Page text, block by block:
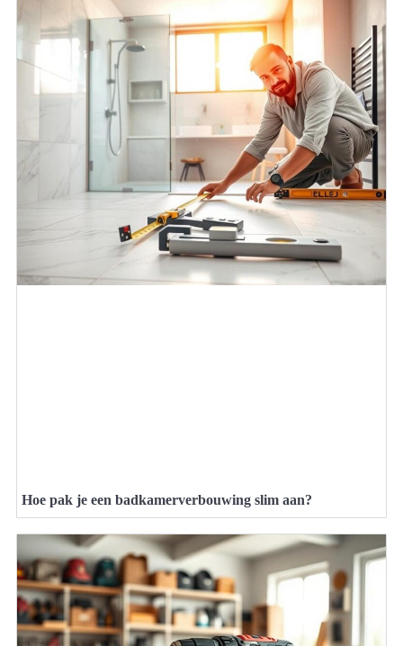
Hoe pak je een badkamerverbouwing slim aan?